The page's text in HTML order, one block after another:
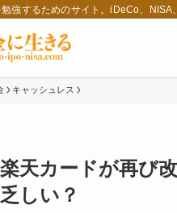
強するためのサイト。iDeCo、
キャッシュレス
楽天カードが再び
乏しい？